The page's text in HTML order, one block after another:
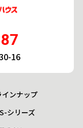
16
インナップ
S-シリーズ